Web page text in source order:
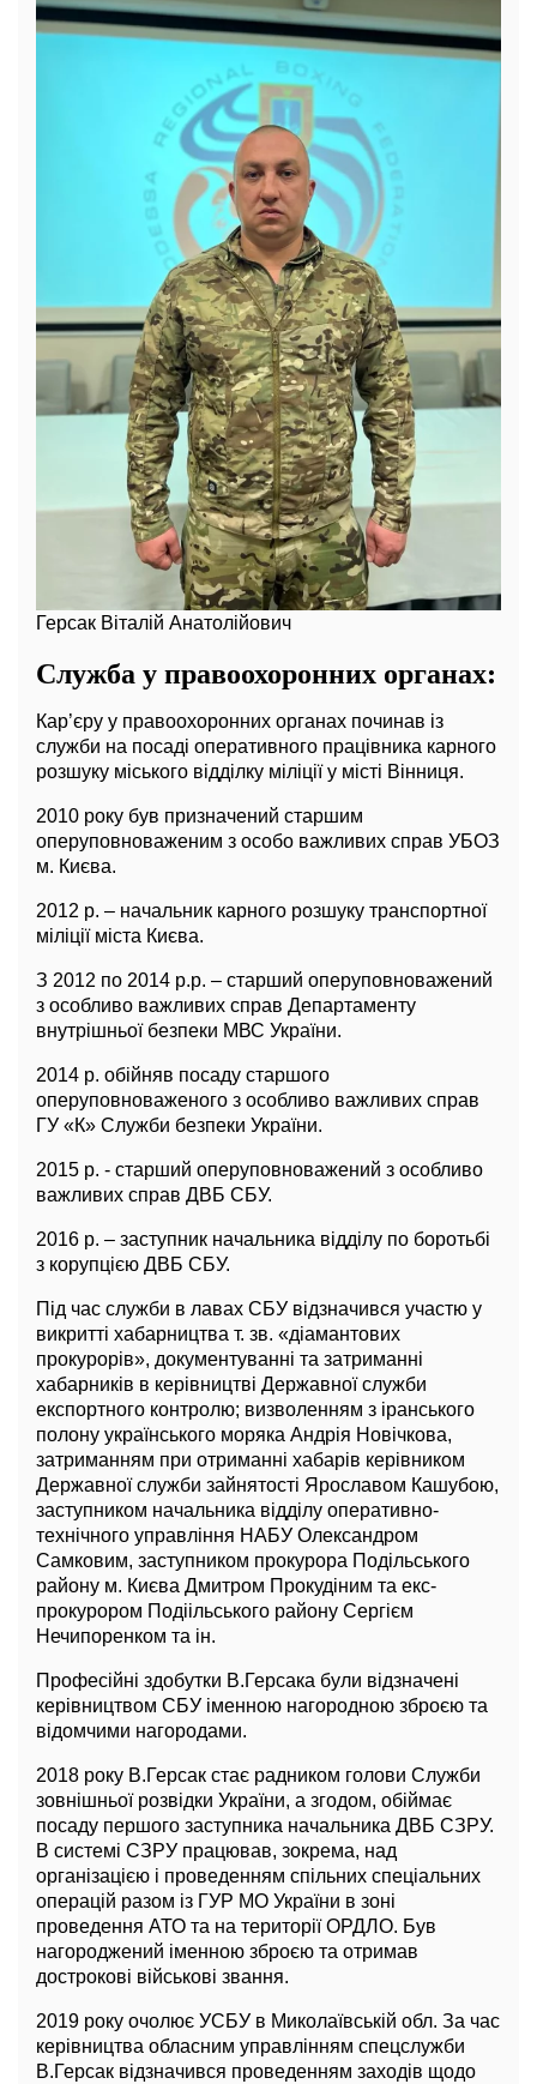
Герсак Віталій Анатолійович
Служба у правоохоронних органах:
Кар’єру у правоохоронних органах починав із
служби на посаді оперативного працівника карного
розшуку міського відділку міліції у місті Вінниця.
2010 року був призначений старшим
оперуповноваженим з особо важливих справ УБОЗ
м. Києва.
2012 р. – начальник карного розшуку транспортної
міліції міста Києва.
З 2012 по 2014 р.р. – старший оперуповноважений
з особливо важливих справ Департаменту
внутрішньої безпеки МВС України.
2014 р. обійняв посаду старшого
оперуповноваженого з особливо важливих справ
ГУ «К» Служби безпеки України.
2015 р. - старший оперуповноважений з особливо
важливих справ ДВБ СБУ.
2016 р. – заступник начальника відділу по боротьбі
з корупцією ДВБ СБУ.
Під час служби в лавах СБУ відзначився участю у
викритті хабарництва т. зв. «діамантових
прокурорів», документуванні та затриманні
хабарників в керівництві Державної служби
експортного контролю; визволенням з іранського
полону українського моряка Андрія Новічкова,
затриманням при отриманні хабарів керівником
Державної служби зайнятості Ярославом Кашубою,
заступником начальника відділу оперативно-
технічного управління НАБУ Олександром
Самковим, заступником прокурора Подільського
району м. Києва Дмитром Прокудіним та екс-
прокурором Подіільського району Сергієм
Нечипоренком та ін.
Професійні здобутки В.Герсака були відзначені
керівництвом СБУ іменною нагородною зброєю та
відомчими нагородами.
2018 року В.Герсак стає радником голови Служби
зовнішньої розвідки України, а згодом, обіймає
посаду першого заступника начальника ДВБ СЗРУ.
В системі СЗРУ працював, зокрема, над
організацією і проведенням спільних спеціальних
операцій разом із ГУР МО України в зоні
проведення АТО та на території ОРДЛО. Був
нагороджений іменною зброєю та отримав
дострокові військові звання.
2019 року очолює УСБУ в Миколаївській обл. За час
керівництва обласним управлінням спецслужби
В.Герсак відзначився проведенням заходів щодо